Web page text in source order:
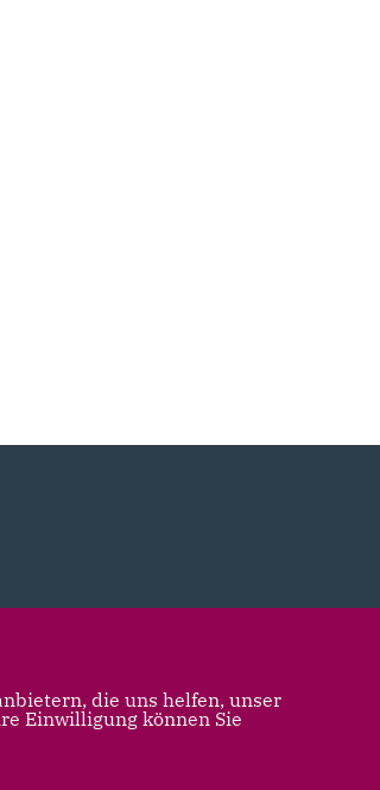
die uns helfen, unser
Einwilligung können Sie